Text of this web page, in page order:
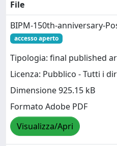
File
BIPM-150th-anniversary-
accesso aperto
Tipologia: final published
Licenza: Pubblico - Tutti i
Dimensione 925.15 kB
Formato Adobe PDF
Visualizza/Apri